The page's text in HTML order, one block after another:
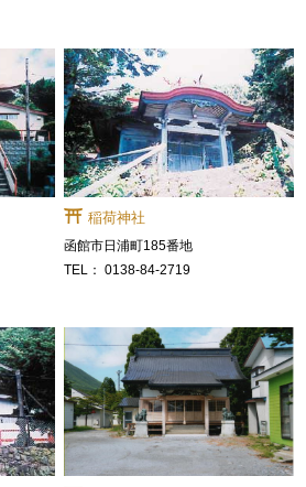
稲荷神社
函館市日浦町185番地
0138-84-2719